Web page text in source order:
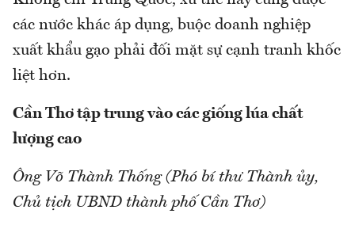
các nước khác áp dụng, buộc doanh nghiệp
xuất khẩu gạo phải đối mặt sự cạnh tranh khốc
liệt hơn.
Cần Thơ tập trung vào các giống lúa chất
lượng cao
Ông Võ Thành Thống (Phó bí thư Thành ủy,
Chủ tịch UBND thành phố Cần Thơ)